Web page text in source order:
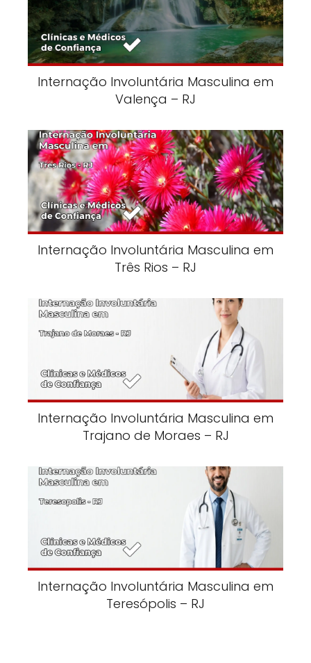
Internação Involuntária Masculina em
Valença – RJ
Internação Involuntária Masculina em
Três Rios – RJ
Internação Involuntária Masculina em
Trajano de Moraes – RJ
Internação Involuntária Masculina em
Teresópolis – RJ